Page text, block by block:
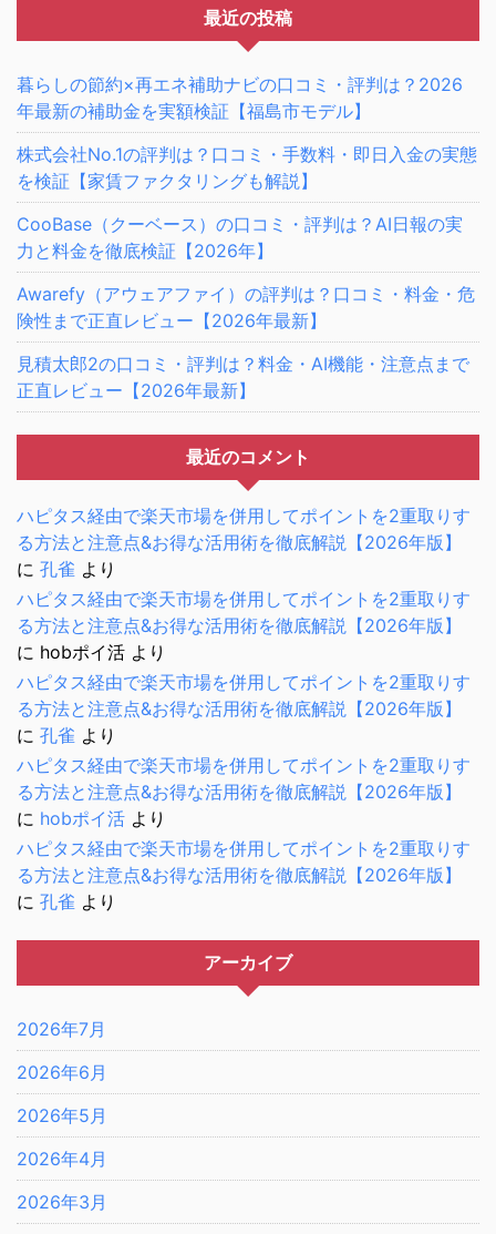
最近の投稿
暮らしの節約×再エネ補助ナビの口コミ・評判は？2026
年最新の補助金を実額検証【福島市モデル】
株式会社No.1の評判は？口コミ・手数料・即日入金の実態
を検証【家賃ファクタリングも解説】
CooBase（クーベース）の口コミ・評判は？AI日報の実
力と料金を徹底検証【2026年】
Awarefy（アウェアファイ）の評判は？口コミ・料金・危
険性まで正直レビュー【2026年最新】
見積太郎2の口コミ・評判は？料金・AI機能・注意点まで
正直レビュー【2026年最新】
最近のコメント
ハピタス経由で楽天市場を併用してポイントを2重取りす
る方法と注意点&お得な活用術を徹底解説【2026年版】
に 孔雀 より
ハピタス経由で楽天市場を併用してポイントを2重取りす
る方法と注意点&お得な活用術を徹底解説【2026年版】
に hobポイ活 より
ハピタス経由で楽天市場を併用してポイントを2重取りす
る方法と注意点&お得な活用術を徹底解説【2026年版】
に 孔雀 より
ハピタス経由で楽天市場を併用してポイントを2重取りす
る方法と注意点&お得な活用術を徹底解説【2026年版】
に hobポイ活 より
ハピタス経由で楽天市場を併用してポイントを2重取りす
る方法と注意点&お得な活用術を徹底解説【2026年版】
に 孔雀 より
アーカイブ
2026年7月
2026年6月
2026年5月
2026年4月
2026年3月